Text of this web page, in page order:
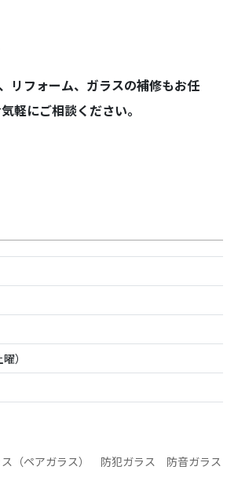
リフォーム、ガラスの補修もお任
軽にご相談ください。
）
（ペアガラス） 防犯ガラス 防音ガラス